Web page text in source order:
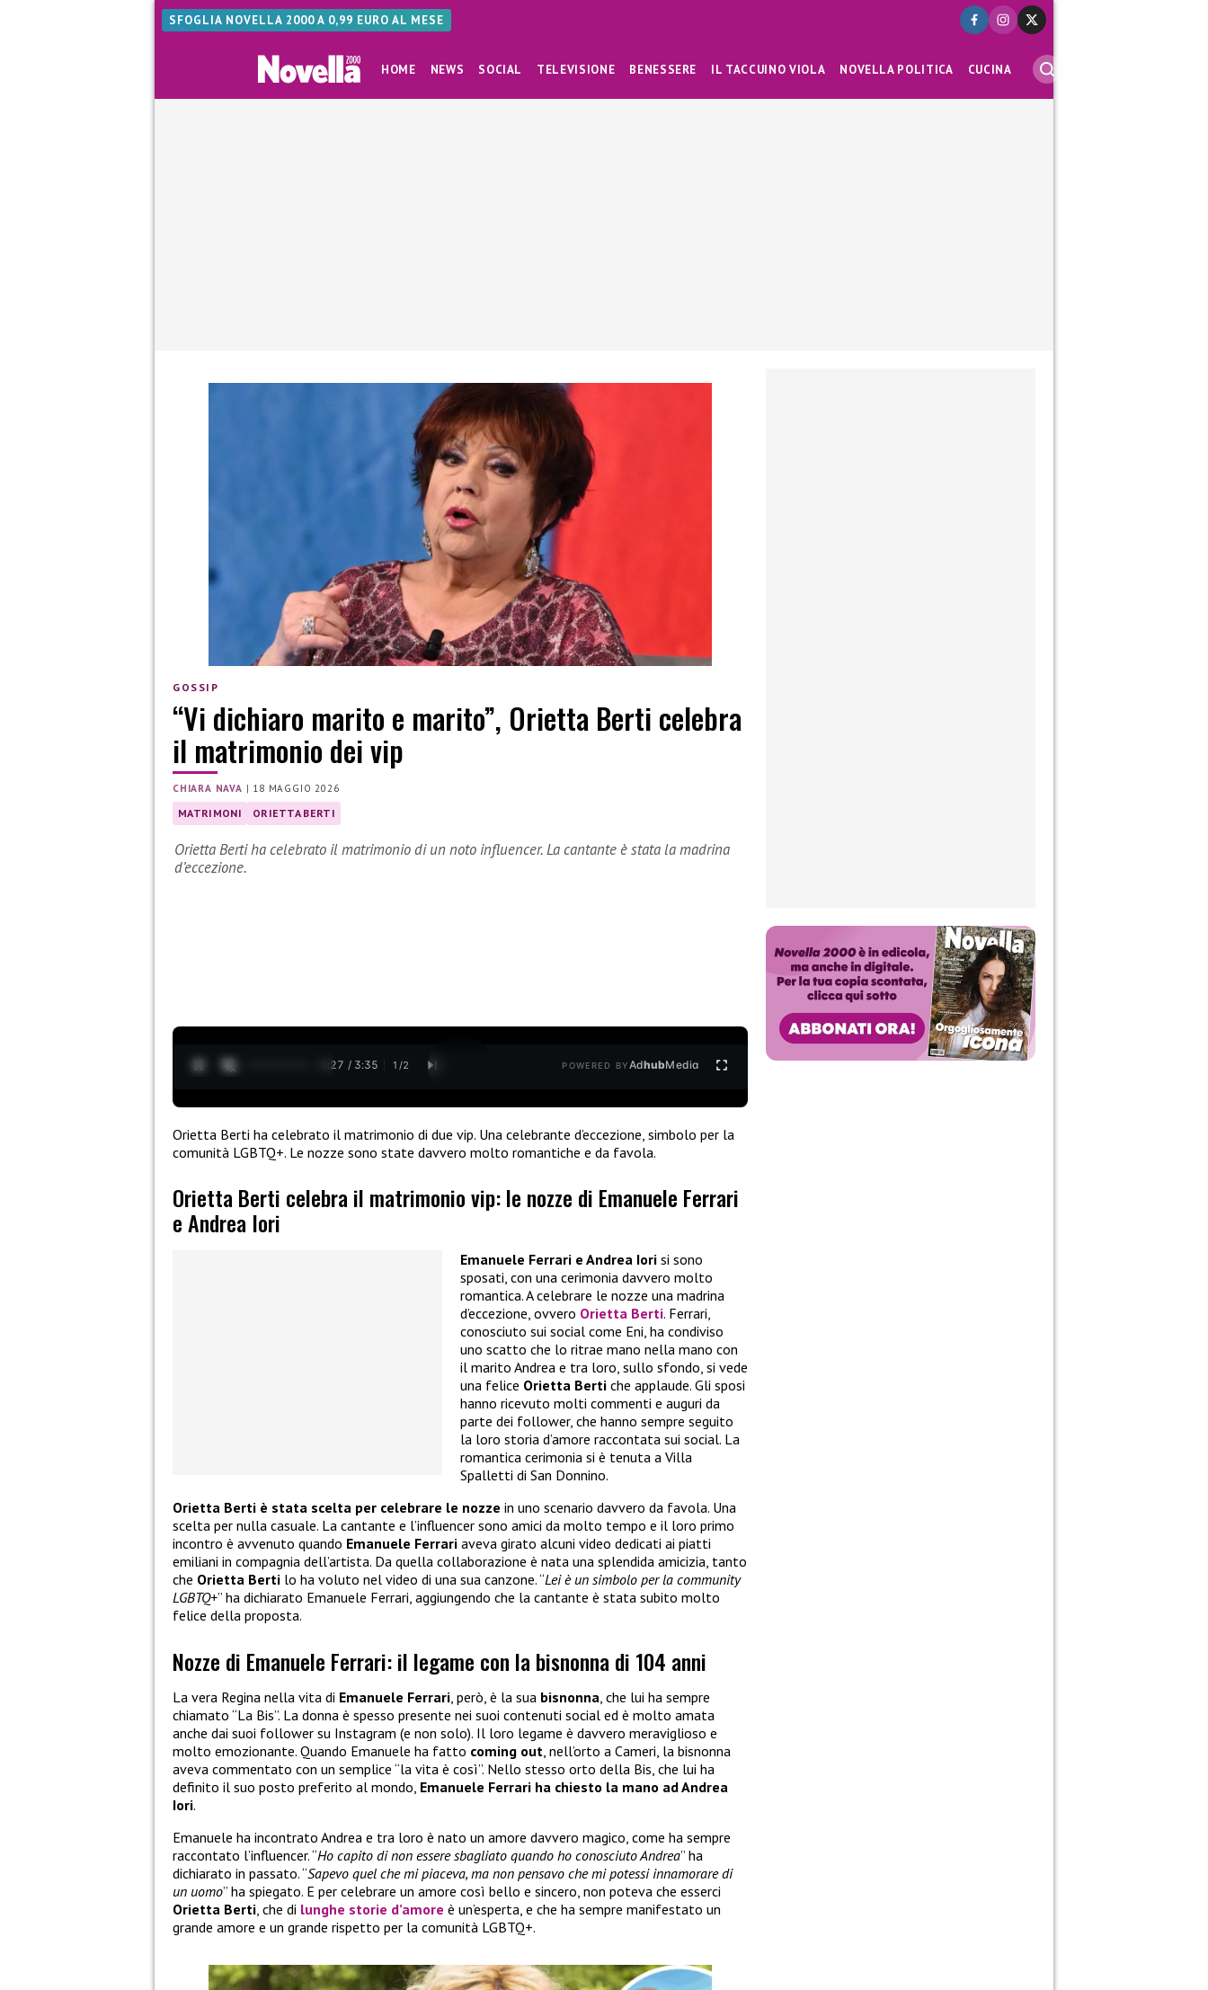
SFOGLIA NOVELLA 2000 A 0,99 EURO AL MESE
HOME NEWS SOCIAL TELEVISIONE BENESSERE IL TACCUINO VIOLA NOVELLA POLITICA CUCINA
GOSSIP
“Vi dichiaro marito e marito”, Orietta Berti celebra
il matrimonio dei vip
CHIARA NAVA | 18 MAGGIO 2026
MATRIMONI ORIETTA BERTI
Orietta Berti ha celebrato il matrimonio di un noto influencer. La cantante è stata la madrina
d’eccezione.
0:28 / 3:35 1 /2 POWERED BYAdhubMedia
Orietta Berti ha celebrato il matrimonio di due vip. Una celebrante d’eccezione, simbolo per la
comunità LGBTQ+. Le nozze sono state davvero molto romantiche e da favola.
Orietta Berti celebra il matrimonio vip: le nozze di Emanuele Ferrari
e Andrea Iori
Emanuele Ferrari e Andrea Iori si sono
sposati, con una cerimonia davvero molto
romantica. A celebrare le nozze una madrina
d’eccezione, ovvero Orietta Berti. Ferrari,
conosciuto sui social come Eni, ha condiviso
uno scatto che lo ritrae mano nella mano con
il marito Andrea e tra loro, sullo sfondo, si vede
una felice Orietta Berti che applaude. Gli sposi
hanno ricevuto molti commenti e auguri da
parte dei follower, che hanno sempre seguito
la loro storia d’amore raccontata sui social. La
romantica cerimonia si è tenuta a Villa
Spalletti di San Donnino.
Orietta Berti è stata scelta per celebrare le nozze in uno scenario davvero da favola. Una
scelta per nulla casuale. La cantante e l’influencer sono amici da molto tempo e il loro primo
incontro è avvenuto quando Emanuele Ferrari aveva girato alcuni video dedicati ai piatti
emiliani in compagnia dell’artista. Da quella collaborazione è nata una splendida amicizia, tanto
che Orietta Berti lo ha voluto nel video di una sua canzone. “Lei è un simbolo per la community
LGBTQ+” ha dichiarato Emanuele Ferrari, aggiungendo che la cantante è stata subito molto
felice della proposta.
Nozze di Emanuele Ferrari: il legame con la bisnonna di 104 anni
La vera Regina nella vita di Emanuele Ferrari, però, è la sua bisnonna, che lui ha sempre
chiamato “La Bis”. La donna è spesso presente nei suoi contenuti social ed è molto amata
anche dai suoi follower su Instagram (e non solo). Il loro legame è davvero meraviglioso e
molto emozionante. Quando Emanuele ha fatto coming out, nell’orto a Cameri, la bisnonna
aveva commentato con un semplice “la vita è così”. Nello stesso orto della Bis, che lui ha
definito il suo posto preferito al mondo, Emanuele Ferrari ha chiesto la mano ad Andrea
Iori.
Emanuele ha incontrato Andrea e tra loro è nato un amore davvero magico, come ha sempre
raccontato l’influencer. “Ho capito di non essere sbagliato quando ho conosciuto Andrea” ha
dichiarato in passato. “Sapevo quel che mi piaceva, ma non pensavo che mi potessi innamorare di
un uomo” ha spiegato. E per celebrare un amore così bello e sincero, non poteva che esserci
Orietta Berti, che di lunghe storie d’amore è un’esperta, e che ha sempre manifestato un
grande amore e un grande rispetto per la comunità LGBTQ+.